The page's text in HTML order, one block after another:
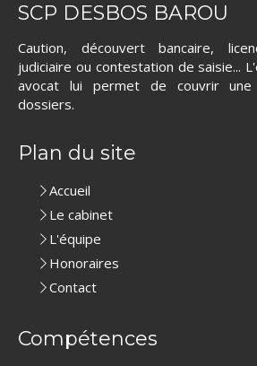
SCP DESBOS BAROU
Caution, découvert bancaire,
judiciaire ou contestation de saisie...
avocat lui permet de couvrir
dossiers.
Plan du site
Accueil
Le cabinet
L'équipe
Honoraires
Contact
Compétences